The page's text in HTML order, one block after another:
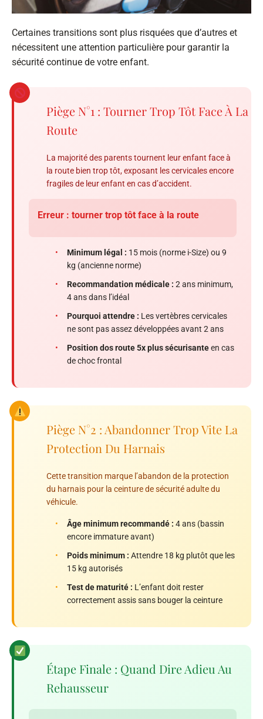
Certaines transitions sont plus risquées que d’autres et
nécessitent une attention particulière pour garantir la
sécurité continue de votre enfant.
Piège N°1 : Tourner Trop Tôt Face À La
Route
La majorité des parents tournent leur enfant face à
la route bien trop tôt, exposant les cervicales encore
fragiles de leur enfant en cas d’accident.
Erreur : tourner trop tôt face à la route
• Minimum légal : 15 mois (norme i-Size) ou 9
kg (ancienne norme)
•
Recommandation médicale : 2 ans minimum,
4 ans dans l’idéal
•
Pourquoi attendre : Les vertèbres cervicales
ne sont pas assez développées avant 2 ans
•
Position dos route 5x plus sécurisanteen cas
de choc frontal
Piège N°2 : Abandonner Trop Vite La
Protection Du Harnais
Cette transition marque l’abandon de la protection
du harnais pour la ceinture de sécurité adulte du
véhicule.
• Âge minimum recommandé : 4 ans (bassin
encore immature avant)
•
Poids minimum : Attendre 18 kg plutôt que les
15 kg autorisés
•
Test de maturité : L’enfant doit rester
correctement assis sans bouger la ceinture
Étape Finale : Quand Dire Adieu Au
Rehausseur